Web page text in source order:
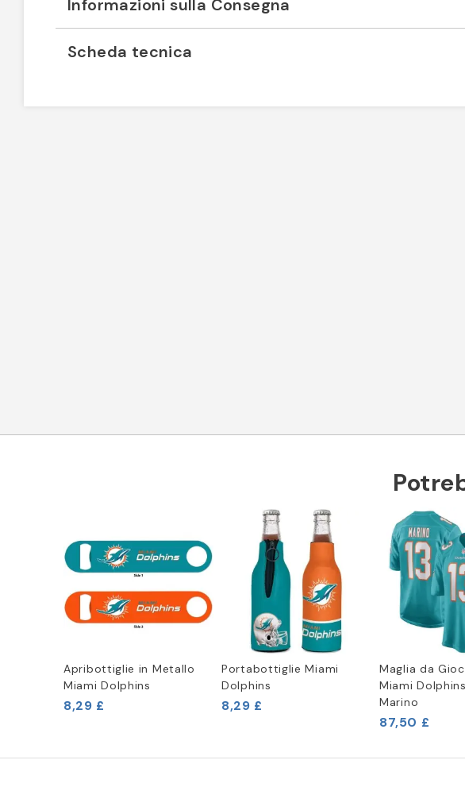
Informazioni sulla Consegna
Scheda tecnica
Apribottiglie in Metallo
Miami Dolphins
8,29 £
Portabottiglie Miami
Dolphins
8,29 £
Maglia da
Miami
Marino
87,50 £